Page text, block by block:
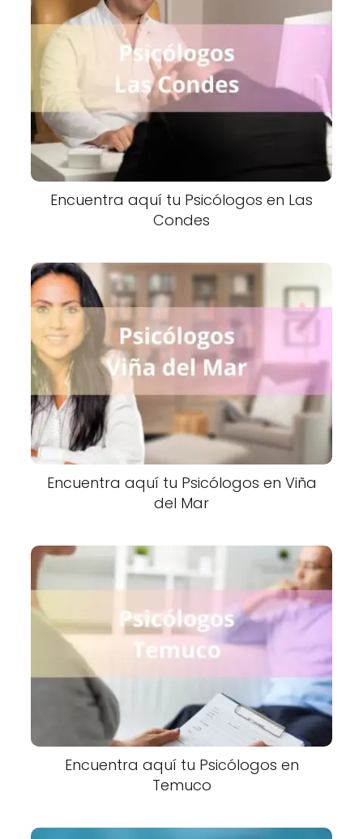
Encuentra aquí tu Psicólogos en Las
Condes
Encuentra aquí tu Psicólogos en Viña
del Mar
Encuentra aquí tu Psicólogos en
Temuco